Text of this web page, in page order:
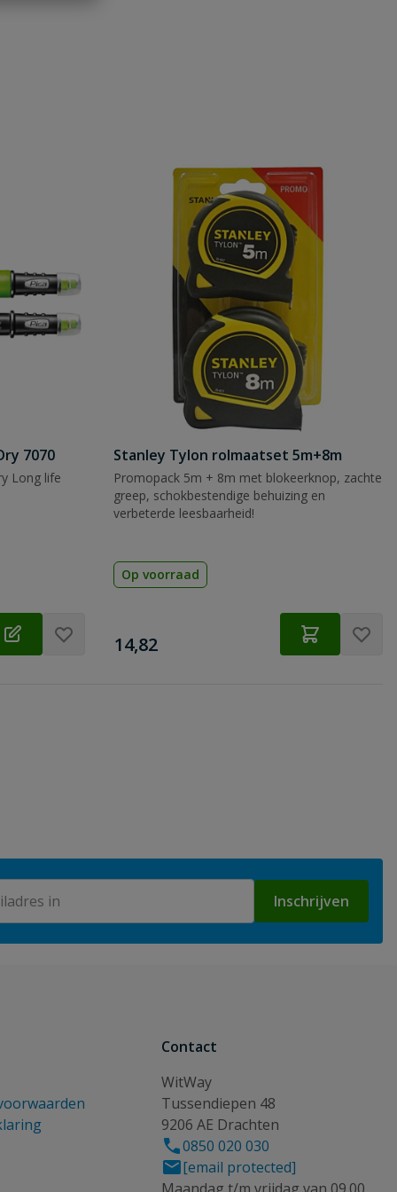
7070
Long life
Stanley Tylon rolmaatset 5m+8m
Promopack 5m + 8m met blokeerknop, zachte
greep, schokbestendige behuizing en
verbeterde leesbaarheid!
Op voorraad
€
14,82
Inschrijven
Contact
WitWay
Tussendiepen 48
9206 AE Drachten
0850 020 030
[email protected]